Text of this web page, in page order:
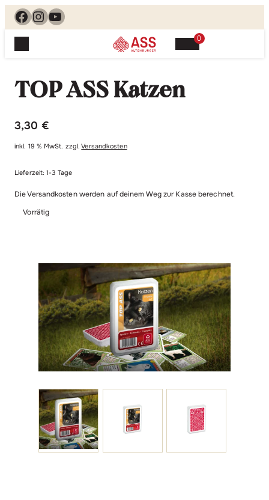
Facebook
Instagram
YouTube
0
Spielkarten
Klassische Spiele
Lernspiele
Service
Anfrage
Shop
Shopübersicht
Alle Produkte im Überblick
Kontakt
Suchen, finden, spielen. Jetzt & hier.
nach:
TOP ASS Katzen
3,30 €
inkl. 19 % MwSt. zzgl.Versandkosten
Lieferzeit:1-3 Tage
Die Versandkosten werden auf deinem Weg zur Kasse berechnet.
Vorrätig